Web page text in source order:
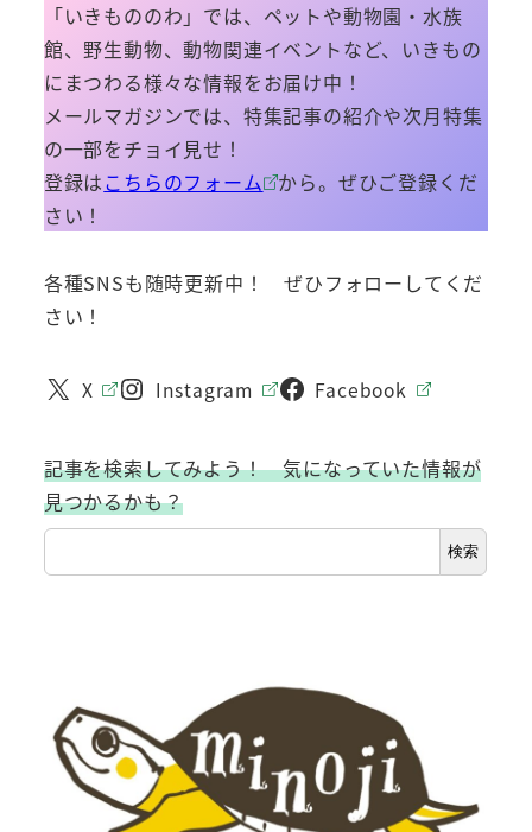
「いきもののわ」では、ペットや動物園・水族
館、野生動物、動物関連イベントなど、いきもの
にまつわる様々な情報をお届け中！
メールマガジンでは、特集記事の紹介や次月特集
の一部をチョイ見せ！
登録はこちらのフォーム
から。ぜひご登録くだ
さい！
各種SNSも随時更新中！ ぜひフォローしてくだ
さい！
X Instagram Facebook
記事を検索してみよう！ 気になっていた情報が
見つかるかも？
検索